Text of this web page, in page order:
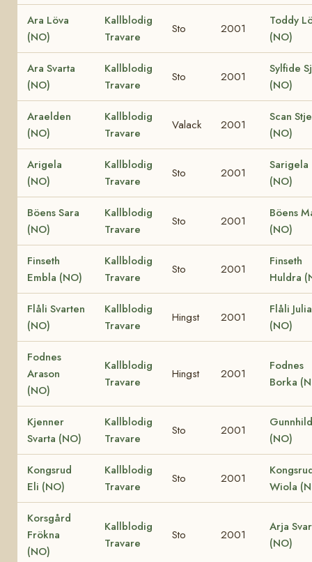
Ara Löva
(NO)
Kallblodig
Travare
Sto 2001
Toddy
(NO)
Ara Svarta
(NO)
Kallblodig
Travare
Sto 2001
Sylfide
(NO)
Araelden
(NO)
Kallblodig
Travare
Valack 2001
Scan
(NO)
Arigela
(NO)
Kallblodig
Travare
Sto 2001
Sarigela
(NO)
Böens Sara
(NO)
Kallblodig
Travare
Sto 2001
Böens
(NO)
Finseth
Embla (NO)
Kallblodig
Travare
Sto 2001
Finseth
Huldra
Flåli Svarten
(NO)
Kallblodig
Travare
Hingst 2001
Flåli Julia
(NO)
Fodnes
Arason
(NO)
Kallblodig
Travare
Hingst 2001
Fodnes
Borka
Kjenner
Svarta (NO)
Kallblodig
Travare
Sto 2001
Gunnhild
(NO)
Kongsrud
Eli (NO)
Kallblodig
Travare
Sto 2001
Wiola
Korsgård
Frökna
(NO)
Kallblodig
Travare
Sto 2001
Arja
(NO)